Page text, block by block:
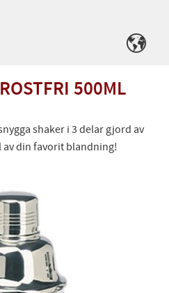
500ML
shaker i 3 delar gjord av
din favorit blandning!